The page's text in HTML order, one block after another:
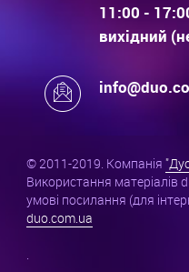
11:00 -
вихідний
© 2011-2019. Компанія
Використання матеріалів
умові посилання (для
duo.com.ua
.